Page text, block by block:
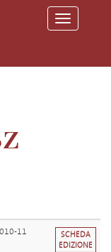
T
o
l
11
SCHEDA
EDIZIONE